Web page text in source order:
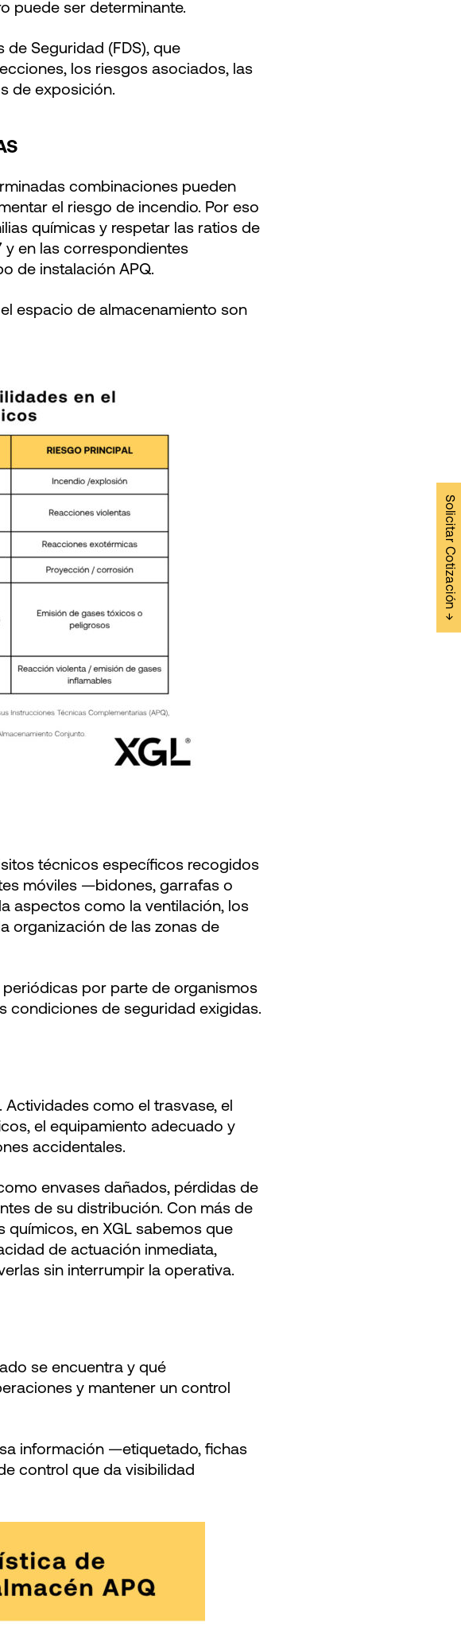
puede ser determinante.
Seguridad (FDS), que
los riesgos asociados, las
de exposición.
combinaciones pueden
el riesgo de incendio. Por eso
químicas y respetar las ratios de
y en las correspondientes
de instalación APQ.
espacio de almacenamiento son
técnicos específicos recogidos
móviles —bidones, garrafas o
aspectos como la ventilación, los
organización de las zonas de
por parte de organismos
condiciones de seguridad exigidas.
como el trasvase, el
el equipamiento adecuado y
accidentales.
envases dañados, pérdidas de
de su distribución. Con más de
en XGL sabemos que
de actuación inmediata,
sin interrumpir la operativa.
se encuentra y qué
y mantener un control
información —etiquetado, fichas
control que da visibilidad
Solicitar Cotización →